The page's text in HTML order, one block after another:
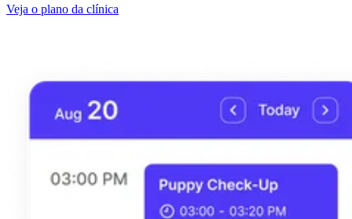
Veja o plano da clínica